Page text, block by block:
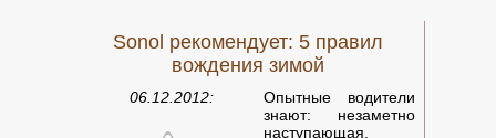
Пока ваш автомобиль заправляется, вы
быстро и без суеты можете найти все, что
Сегодня в магазинах на заправках Sonol
русскоязычным читателям предлагают
бестселлеры под эгидой проекта "Книги на ру
Sonol рекомендует: 5 правил
вождения зимой
06.12.2012:
Опытные водители
знают: незаметно
наступающая,